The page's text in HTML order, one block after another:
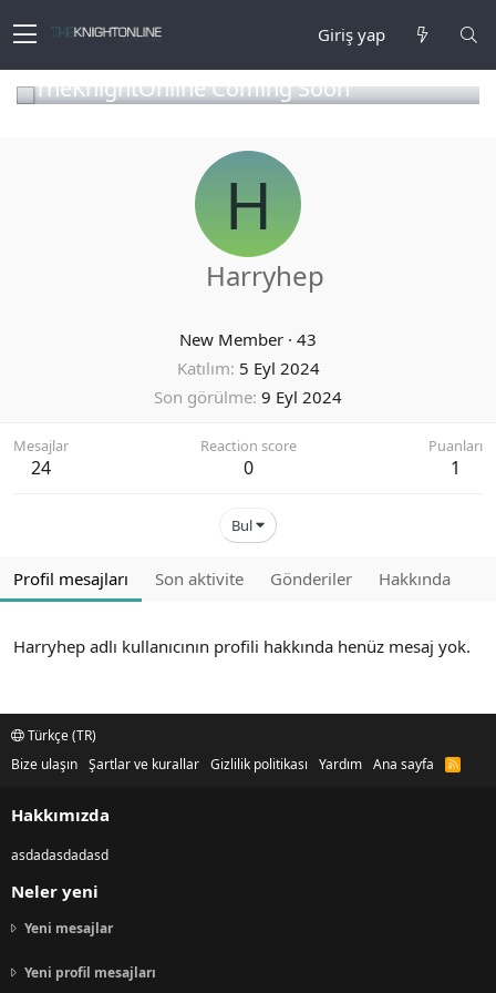
Giriş yap
TheKnightOnline Coming Soon
H
Harryhep
New Member · 43
Katılım 5 Eyl 2024
Son görülme 9 Eyl 2024
Mesajlar
24
Reaction score
0
Puanları
1
Bul
Profil mesajları Son aktivite Gönderiler Hakkında
Harryhep adlı kullanıcının profili hakkında henüz mesaj yok.
Türkçe (TR)
Bize ulaşın Şartlar ve kurallar Gizlilik politikası Yardım Ana sayfa
R
Hakkımızda
asdadasdadasd
Neler yeni
Yeni mesajlar
Yeni profil mesajları